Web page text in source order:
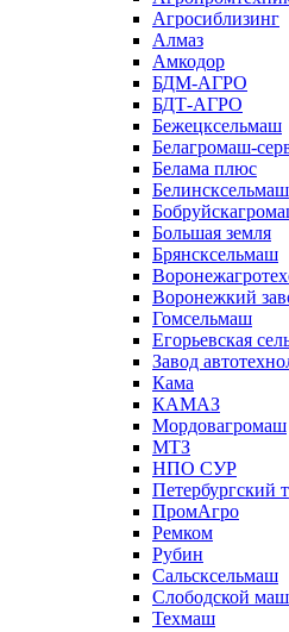
Агросиблизинг
Алмаз
Амкодор
БДМ-АГРО
БДТ-АГРО
Бежецксельмаш
Белагромаш-
Белама плюс
Белинсксельмаш
Большая земля
Брянсксельмаш
Воронежкий
Гомсельмаш
Егорьевская
Завод
Кама
КАМАЗ
Мордовагромаш
МТЗ
НПО СУР
Петербургский
ПромАгро
Ремком
Рубин
Сальскcельмаш
Слободской
Техмаш